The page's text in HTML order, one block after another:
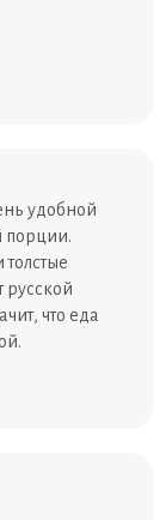
удобной
порции.
русской
что еда